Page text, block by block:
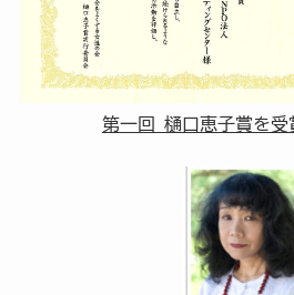
第一回 樋口恵子賞を受